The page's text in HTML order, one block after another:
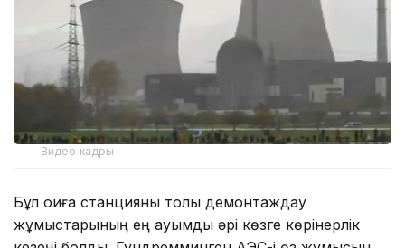
Видео кадры
Бұл оқиға станцияны толық демонтаждау
жұмыстарының ең ауқымды әрі көзге көрінерлік